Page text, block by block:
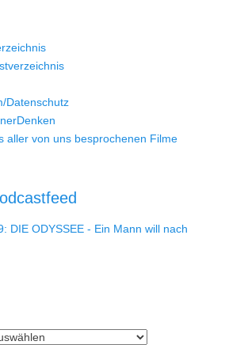
Datenschutz
aller von uns besprochenen Filme
DIE ODYSSEE - Ein Mann will nach